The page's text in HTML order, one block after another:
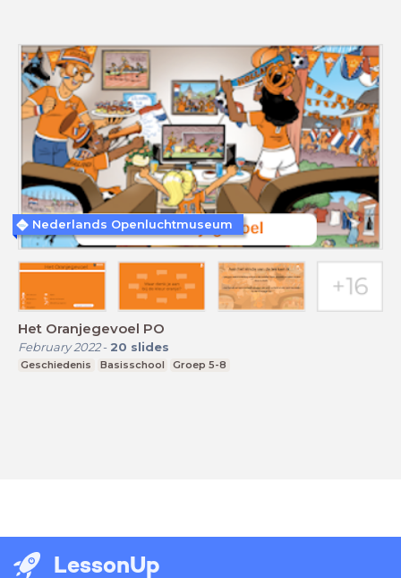
Het Oranjegevoel PO
February 2022- 20 slides
Geschiedenis Basisschool Groep 5-8
Nederlands Openluchtmuseum
LessonUp